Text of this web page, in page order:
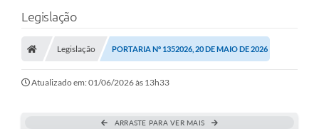
Legislação
Legislação PORTARIA Nº 1352026, 20 DE MAIO DE 2026
Atualizado em: 01/06/2026 às 13h33
ARRASTE PARA VER MAIS